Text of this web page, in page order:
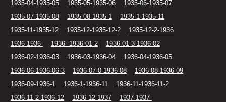
1935-04-1935-05
1935-05-1935-06
1935-06-1935-07
1935-07-1935-08
1935-08-1935-1
1935-1-1935-11
1935-11-1935-12
1935-12-1935-12-2
1935-12-2-1936
1936-1936-
1936--1936-01-2
1936-01-3-1936-02
1936-02-1936-03
1936-03-1936-04
1936-04-1936-05
1936-06-1936-06-3
1936-07-0-1936-08
1936-08-1936-09
1936-09-1936-1
1936-1-1936-11
1936-11-1936-11-2
1936-11-2-1936-12
1936-12-1937
1937-1937-